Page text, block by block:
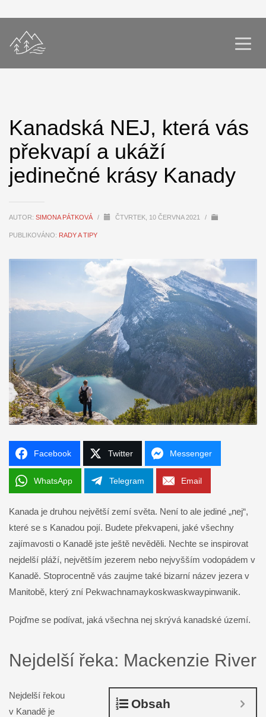
Kanadská NEJ, která vás
překvapí a ukáží
jedinečné krásy Kanady
AUTOR: SIMONA PÁTKOVÁ / ČTVRTEK, 10 ČERVNA 2021 /
PUBLIKOVÁNO: RADY A TIPY
Facebook Twitter Messenger
WhatsApp Telegram Email
Kanada je druhou největší zemí světa. Není to ale jediné „nej“,
které se s Kanadou pojí. Budete překvapeni, jaké všechny
zajímavosti o Kanadě jste ještě nevěděli. Nechte se inspirovat
nejdelší pláží, největším jezerem nebo nejvyšším vodopádem v
Kanadě. Stoprocentně vás zaujme také bizarní název jezera v
Manitobě, který zní Pekwachnamaykoskwaskwaypinwanik.
Pojďme se podívat, jaká všechna nej skrývá kanadské území.
Nejdelší řeka: Mackenzie River
Obsah
Nejdelší řekou
v Kanadě je